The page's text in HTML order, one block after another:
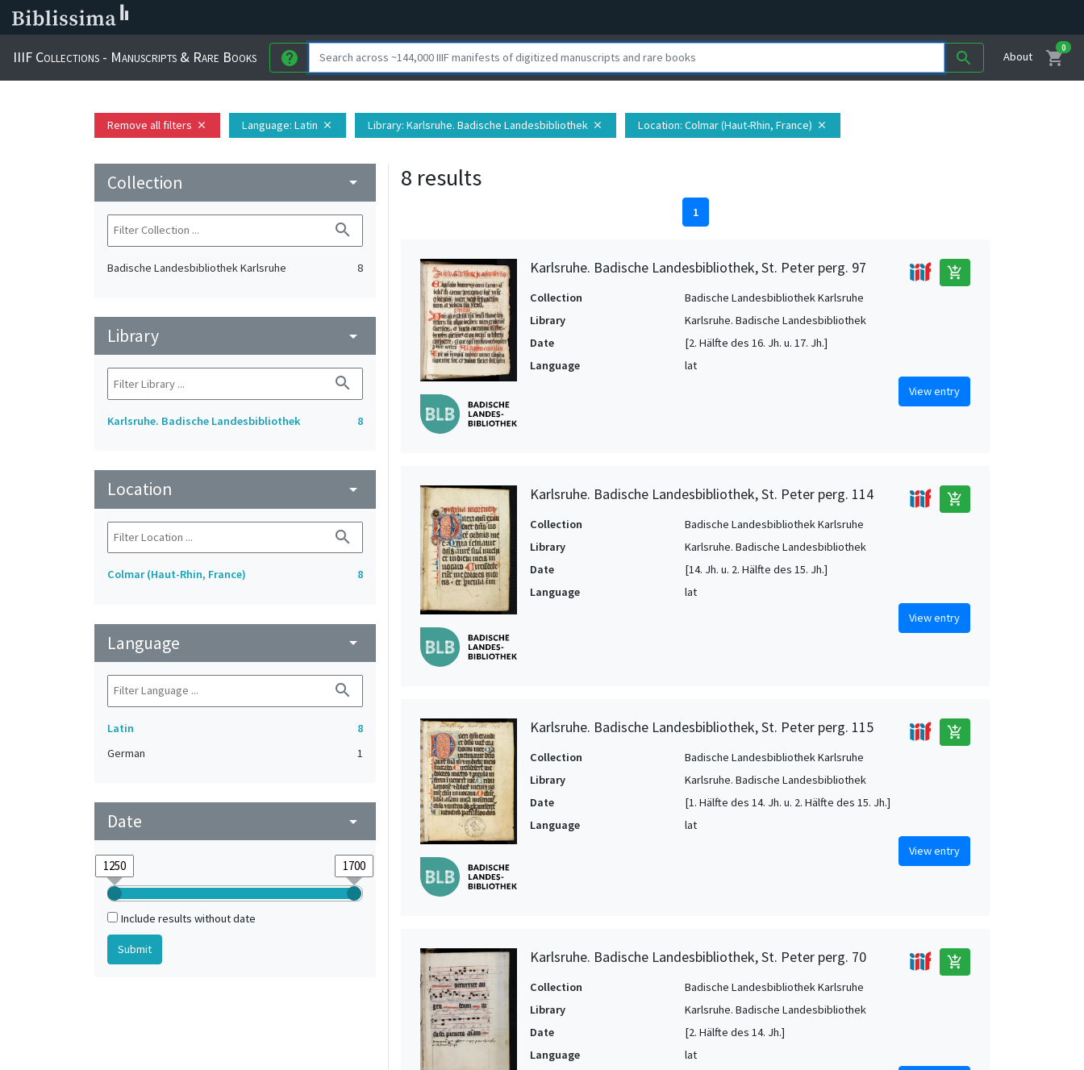
IIIF Collections - Manuscripts & Rare Books help search About shopping_cart
0
Remove all filters close Language: Latin close Library: Karlsruhe. Badische Landesbibliothek close Location: Colmar (Haut-Rhin, France) close
Collection arrow_drop_down
search
Badische Landesbibliothek Karlsruhe 8
Library arrow_drop_down
search
Karlsruhe. Badische Landesbibliothek 8
Location arrow_drop_down
search
Colmar (Haut-Rhin, France) 8
Language arrow_drop_down
search
Latin
8
German
1
Date arrow_drop_down
Include results without date
8 results
1
Karlsruhe. Badische Landesbibliothek, St. Peter perg. 97 add_shopping_cart
Collection
Badische Landesbibliothek Karlsruhe
Library
Karlsruhe. Badische Landesbibliothek
Date
[2. Hälfte des 16. Jh. u. 17. Jh.]
Language
lat
View entry
Karlsruhe. Badische Landesbibliothek, St. Peter perg. 114 add_shopping_cart
Collection
Badische Landesbibliothek Karlsruhe
Library
Karlsruhe. Badische Landesbibliothek
Date
[14. Jh. u. 2. Hälfte des 15. Jh.]
Language
lat
View entry
Karlsruhe. Badische Landesbibliothek, St. Peter perg. 115 add_shopping_cart
Collection
Badische Landesbibliothek Karlsruhe
Library
Karlsruhe. Badische Landesbibliothek
Date
[1. Hälfte des 14. Jh. u. 2. Hälfte des 15. Jh.]
Language
lat
View entry
Karlsruhe. Badische Landesbibliothek, St. Peter perg. 70 add_shopping_cart
Collection
Badische Landesbibliothek Karlsruhe
Library
Karlsruhe. Badische Landesbibliothek
Date
[2. Hälfte des 14. Jh.]
Language
lat